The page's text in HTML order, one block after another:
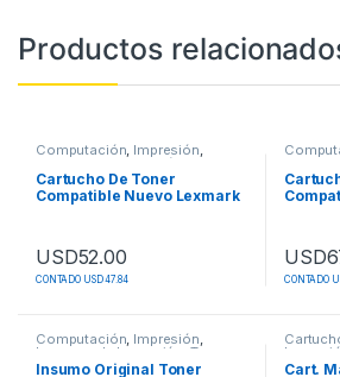
Productos
Computación, Impresión,
Insumos de Impresión Toner
Cartucho De Toner
Compatible Nuevo Lexmark
USD52.00
CONTADO USD 47.84
USD
CONTADO
Computación, Impresión,
Insumos de Impresión Toner
Insumo Original Toner
Cart.